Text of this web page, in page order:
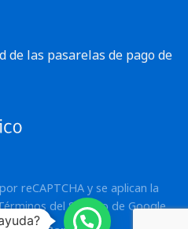
de las pasarelas de pago de
reCAPTCHA y se aplican la
del Servicio de Google.